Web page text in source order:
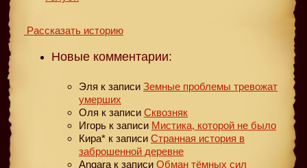
Рассказать историю
Новые комментарии:
Эля к записи Земные проблемы тревожат
умерших
Оля к записи Сквозняк
Игорь к записи Мистика, которой не было
Кира* к записи Странная история в
заброшенной деревне
Angara к записи Обман тёмных сил